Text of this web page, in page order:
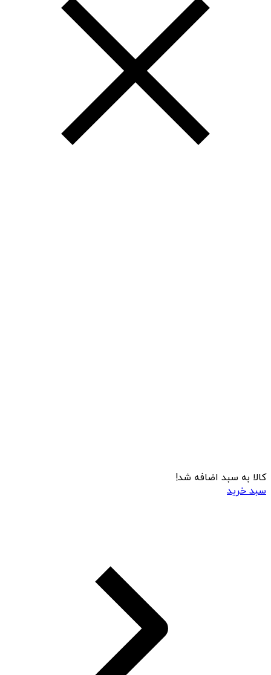
کالا به سبد اضافه شد!
سبد خرید